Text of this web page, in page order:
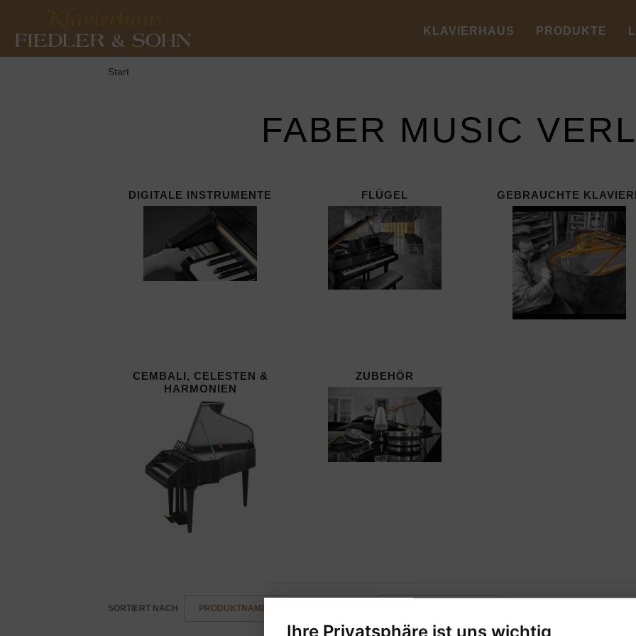
Ihre Privatsphäre ist uns wichtig
KLAVIERHAUS PRODUKTE
Start
FABER MUSIC
DIGITALE INSTRUMENTE FLÜGEL GEBRAUCHTE
CEMBALI, CELESTEN &
HARMONIEN
ZUBEHÖR
SORTIERT NACH PRODUKTNAME -/+